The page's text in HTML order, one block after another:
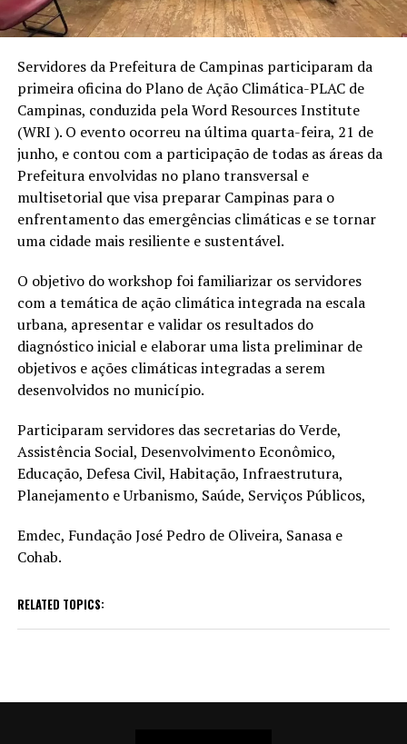
Servidores da Prefeitura de Campinas participaram da
primeira oficina do Plano de Ação Climática-PLAC de
Campinas, conduzida pela Word Resources Institute
(WRI ). O evento ocorreu na última quarta-feira, 21 de
junho, e contou com a participação de todas as áreas da
Prefeitura envolvidas no plano transversal e
multisetorial que visa preparar Campinas para o
enfrentamento das emergências climáticas e se tornar
uma cidade mais resiliente e sustentável.
O objetivo do workshop foi familiarizar os servidores
com a temática de ação climática integrada na escala
urbana, apresentar e validar os resultados do
diagnóstico inicial e elaborar uma lista preliminar de
objetivos e ações climáticas integradas a serem
desenvolvidos no município.
Participaram servidores das secretarias do Verde,
Assistência Social, Desenvolvimento Econômico,
Educação, Defesa Civil, Habitação, Infraestrutura,
Planejamento e Urbanismo, Saúde, Serviços Públicos,
Emdec, Fundação José Pedro de Oliveira, Sanasa e
Cohab.
RELATED TOPICS: